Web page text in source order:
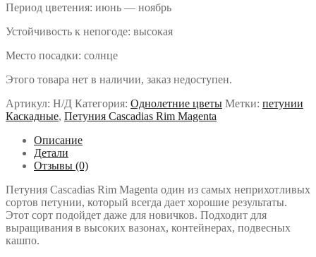
Период цветения: июнь — ноябрь
Устойчивость к непогоде: высокая
Место посадки: солнце
Этого товара нет в наличии, заказ недоступен.
Артикул: Н/Д Категория: Однолетние цветы Метки: петунии
Каскадные, Петуния Cascadias Rim Magenta
Описание
Детали
Отзывы (0)
Петуния Cascadias Rim Magenta один из самых неприхотливых
сортов петунии, который всегда дает хорошие результаты.
Этот сорт подойдет даже для новичков. Подходит для
выращивания в высоких вазонах, контейнерах, подвесных
кашпо.